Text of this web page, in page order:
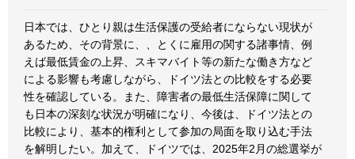
日本では、ひとり親は生活保護の受給者にならない現状が
あるため、その背景に、、とくに雇用の関する諸事情、例
えば最低賃金の上昇、スキマバイト等の新たな働き方など
による影響も考慮しながら、ドイツ法との比較をする必要
性を確認している。また、障害者の最低生活保障に関して
も日本の深刻な状況が明確になり、今後は、ドイツ法との
比較により、基本的権利として参加の局面を取り込む手法
を解明したい。加えて、ドイツでは、2025年2月の総選挙が